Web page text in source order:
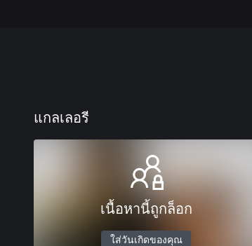
แกลเลอรี
เนื้อหานี้ถูกล็อก
ใส่วันเกิดของคุณ